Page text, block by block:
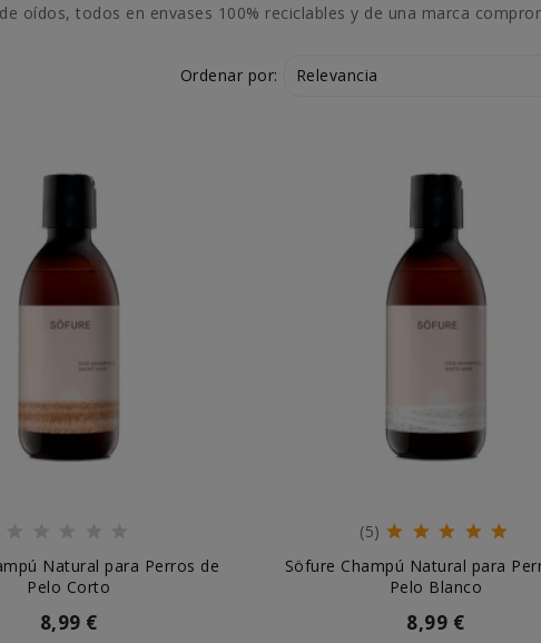
oídos, todos en envases 100% reciclables y de una marca
Ordenar por: Relevancia
Natural para Perros de
Pelo Corto
8,99 €
(5)
Söfure Champú Natural para
Pelo Blanco
8,99 €